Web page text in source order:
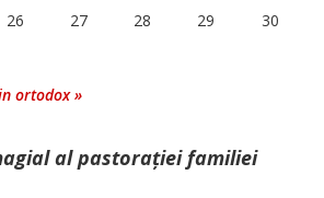
26 27 28 29
30
ortodox »
al pastorației familiei